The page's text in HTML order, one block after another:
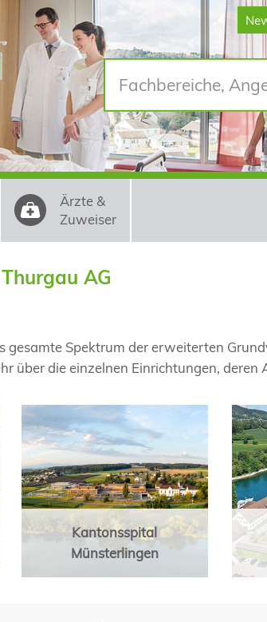
Ärzte &
Zuweiser
AG
gesamte Spektrum der erweiterten
über die einzelnen Einrichtungen, deren
Kantonsspital
Münsterlingen